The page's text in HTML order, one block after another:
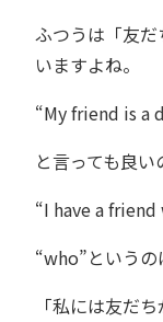
ふつうは「友
いますよね。
“My friend is a
と言っても良い
“I have a
“who”というの
「私には友だ